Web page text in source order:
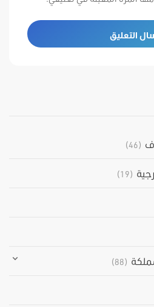
(46)
(19)
(88)